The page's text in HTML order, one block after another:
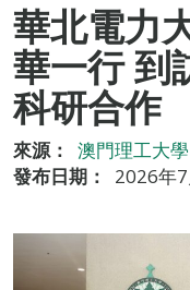
華北電力
華一行 到
科研合作
來源：
澳門理工大學
發布日期：
2026年